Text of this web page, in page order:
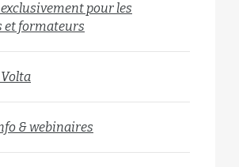
pour les
et formateurs
& webinaires